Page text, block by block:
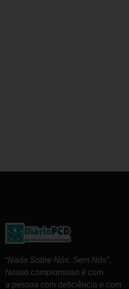
“Nada Sobre Nós. Sem Nós”.
Nosso compromisso é com
a pessoa com deficiência e com